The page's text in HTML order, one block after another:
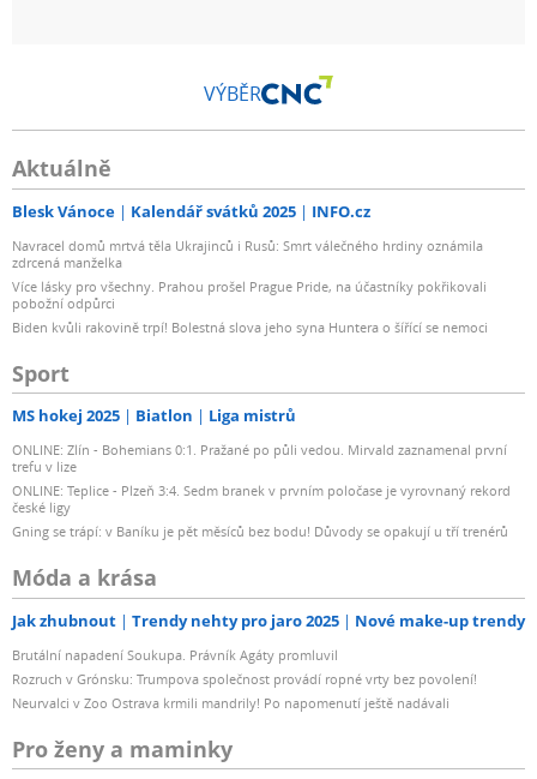
VÝBĚR
Aktuálně
Blesk Vánoce Kalendář svátků 2025 INFO.cz
Navracel domů mrtvá těla Ukrajinců i Rusů: Smrt válečného hrdiny oznámila
zdrcená manželka
Více lásky pro všechny. Prahou prošel Prague Pride, na účastníky pokřikovali
pobožní odpůrci
Biden kvůli rakovině trpí! Bolestná slova jeho syna Huntera o šířící se nemoci
Sport
MS hokej 2025 Biatlon Liga mistrů
ONLINE: Zlín - Bohemians 0:1. Pražané po půli vedou. Mirvald zaznamenal první
trefu v lize
ONLINE: Teplice - Plzeň 3:4. Sedm branek v prvním poločase je vyrovnaný rekord
české ligy
Gning se trápí: v Baníku je pět měsíců bez bodu! Důvody se opakují u tří trenérů
Móda a krása
Jak zhubnout Trendy nehty pro jaro 2025 Nové make-up trendy
Brutální napadení Soukupa. Právník Agáty promluvil
Rozruch v Grónsku: Trumpova společnost provádí ropné vrty bez povolení!
Neurvalci v Zoo Ostrava krmili mandrily! Po napomenutí ještě nadávali
Pro ženy a maminky